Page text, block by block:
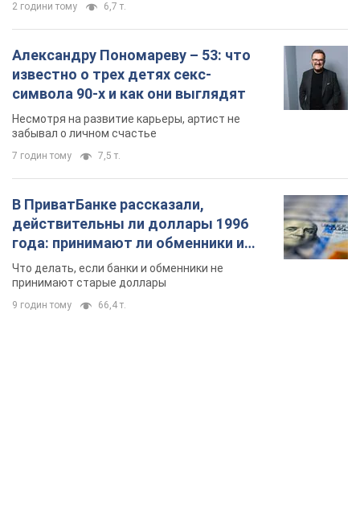
2 години тому 6,7 т.
Александру Пономареву – 53: что
известно о трех детях секс-
символа 90-х и как они выглядят
Несмотря на развитие карьеры, артист не
забывал о личном счастье
7 годин тому 7,5 т.
В ПриватБанке рассказали,
действительны ли доллары 1996
года: принимают ли обменники и
банки такие купюры
Что делать, если банки и обменники не
принимают старые доллары
9 годин тому 66,4 т.